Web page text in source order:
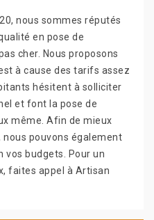
nous sommes réputés
en pose de
cher. Nous proposons
à cause des tarifs assez
hésitent à solliciter
et font la pose de
même. Afin de mieux
pouvons également
vos budgets. Pour un
faites appel à Artisan